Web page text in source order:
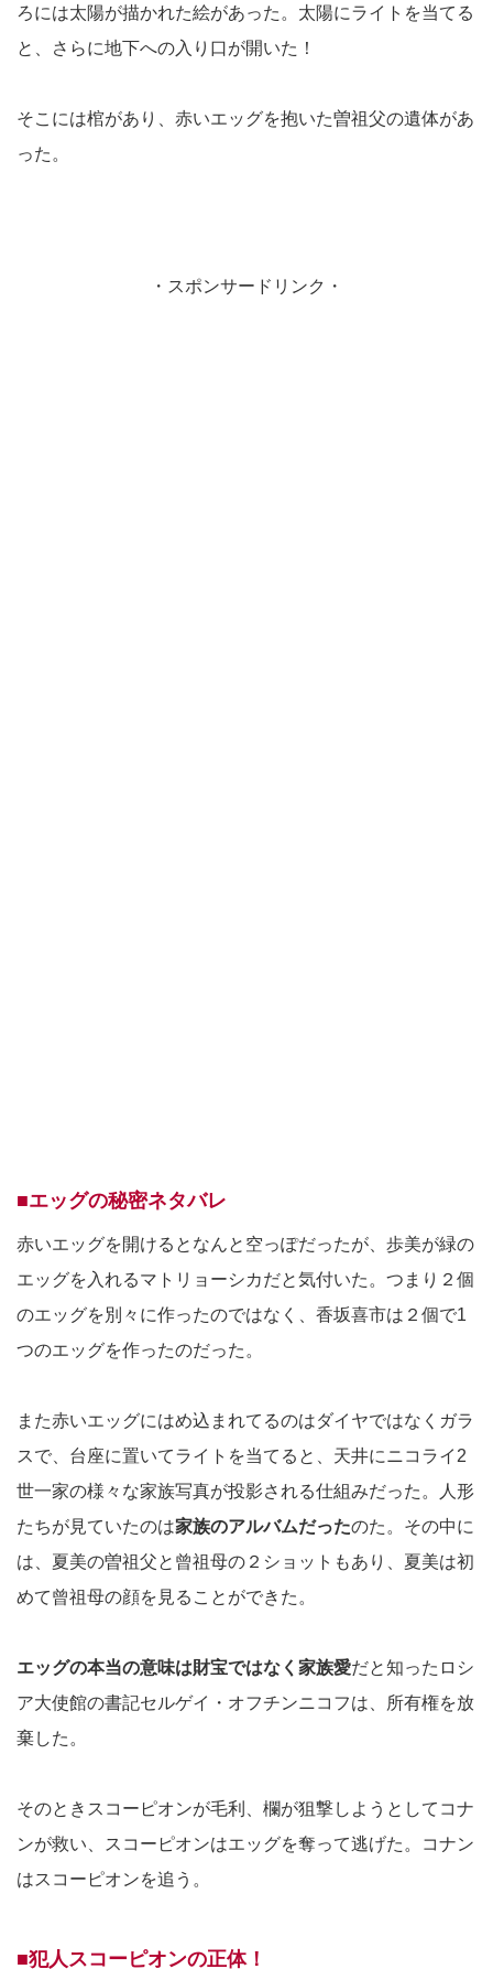
ろには太陽が描かれた絵があった。太陽にライトを当てる
と、さらに地下への入り口が開いた！
そこには棺があり、赤いエッグを抱いた曽祖父の遺体があ
った。
・スポンサードリンク・
■エッグの秘密ネタバレ
赤いエッグを開けるとなんと空っぽだったが、歩美が緑の
エッグを入れるマトリョーシカだと気付いた。つまり２個
のエッグを別々に作ったのではなく、香坂喜市は２個で1
つのエッグを作ったのだった。
また赤いエッグにはめ込まれてるのはダイヤではなくガラ
スで、台座に置いてライトを当てると、天井にニコライ2
世一家の様々な家族写真が投影される仕組みだった。人形
たちが見ていたのは家族のアルバムだったのた。その中に
は、夏美の曽祖父と曾祖母の２ショットもあり、夏美は初
めて曾祖母の顔を見ることができた。
エッグの本当の意味は財宝ではなく家族愛だと知ったロシ
ア大使館の書記セルゲイ・オフチンニコフは、所有権を放
棄した。
そのときスコーピオンが毛利、欄が狙撃しようとしてコナ
ンが救い、スコーピオンはエッグを奪って逃げた。コナン
はスコーピオンを追う。
■犯人スコーピオンの正体！